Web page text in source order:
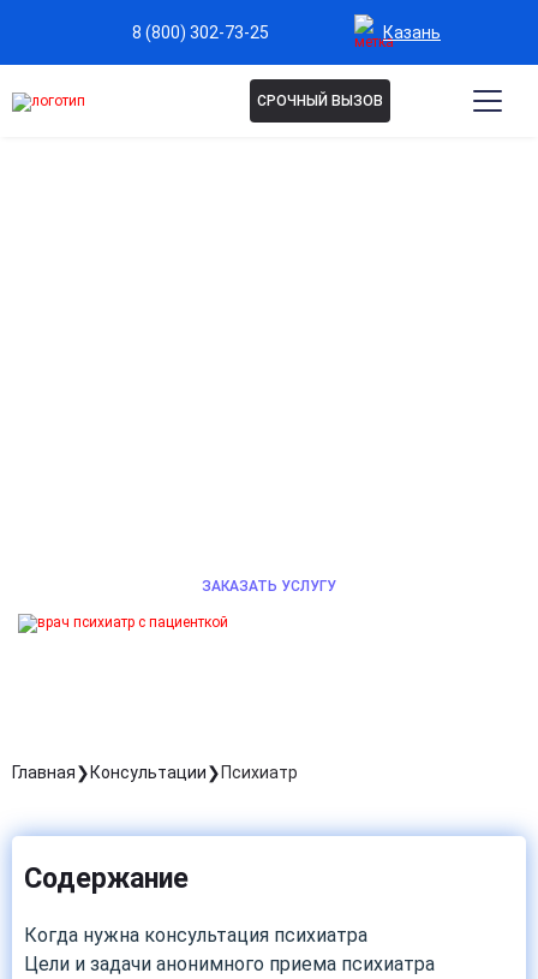
8 (800) 302-73-25 Казань
СРОЧНЫЙ ВЫЗОВ
ЗАКАЗАТЬ УСЛУГУ
Главная Консультации Психиатр
Содержание
Когда нужна консультация психиатра
Цели и задачи анонимного приема психиатра